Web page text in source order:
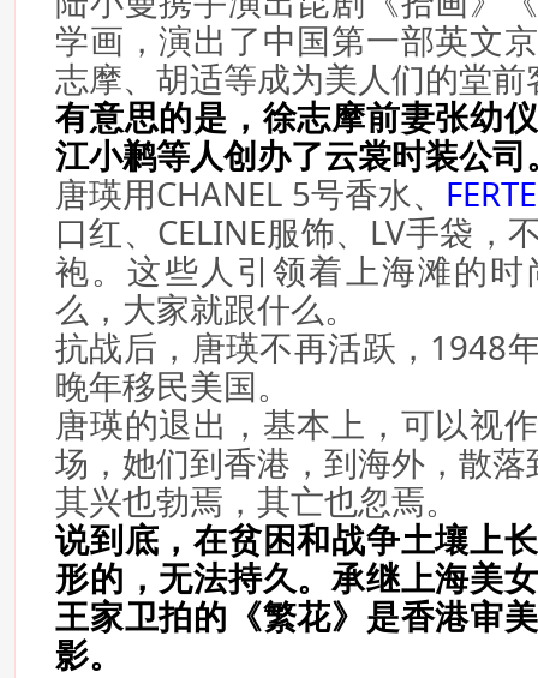
学画，演出了中国第一部英文
志摩、胡适等成为美人们的堂前
有意思的是，徐志摩前妻张幼
江小鹣等人创办了云裳时装公司
唐瑛用CHANEL 5号香水、
口红、CELINE服饰、LV手袋，
袍。这些人引领着上海滩的
么，大家就跟什么。
抗战后，唐瑛不再活跃，1948
晚年移民美国。
唐瑛的退出，基本上，可以视
场，她们到香港，到海外，散
其兴也勃焉，其亡也忽焉。
说到底，在贫困和战争土壤上
形的，无法持久。承继上海美
王家卫拍的《繁花》是香港审
影。